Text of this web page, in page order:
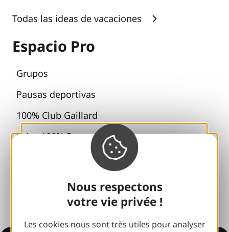
Nous respectons
votre vie privée !
Les cookies nous sont très utiles pour analyser
Todas las ideas de vacaciones
Espacio Pro
Grupos
Pausas deportivas
100% Club Gaillard
Brive 100% Evento